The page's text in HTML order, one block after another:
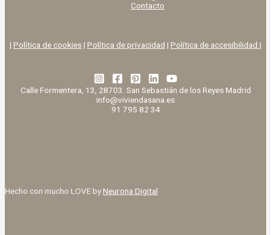
Contacto
| Política de cookies| Política de privacidad | Política de accesibilidad |
Calle Formentera, 13, 28703. San Sebastián de los Reyes Madrid
info@viviendasana.es
91 795 82 34
Hecho con mucho LOVE byNeurona Digital